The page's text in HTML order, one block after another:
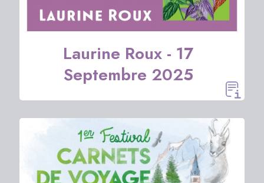
Laurine Roux - 17
Septembre 2025